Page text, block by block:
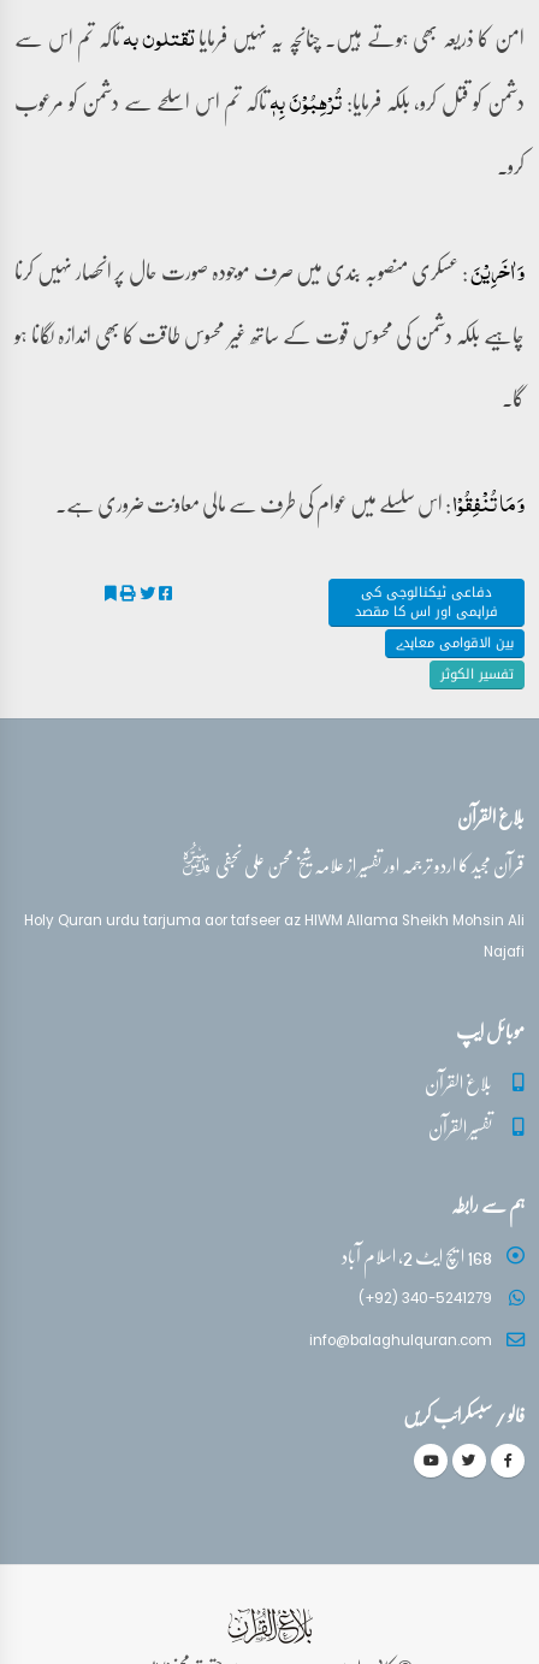
امن کا ذریعہ بھی ہوتے ہیں۔ چنانچہ یہ نہیں فرمایاتقتلون بہتاکہ تم اس سے
دشمن کو قتل کرو، بلکہ فرمایا:تُرۡہِبُوۡنَ بِہٖتاکہ تم اس اسلحے سے دشمن کو مرعوب
کرو۔
وَ اٰخَرِیۡنَ: عسکری منصوبہ بندی میں صرف موجودہ صورت حال پر انحصار نہیں کرنا
چاہیے بلکہ دشمن کی محسوس قوت کے ساتھ غیر محسوس طاقت کا بھی اندازہ لگانا ہو
گا۔
وَ مَا تُنۡفِقُوۡا: اس سلسلے میں عوام کی طرف سے مالی معاونت ضروری ہے۔
دفاعی ٹیکنالوجی کی
فراہمی اور اس کا مقصد
بین الاقوامی معاہدے
تفسیر الکوثر
بلاغ القرآن
قرآن مجید کا اردو ترجمہ اور تفسیر از علامہ شیخ محسن علی نجفیقدس‌سره
Holy Quran urdu tarjuma aor tafseer az HIWM Allama Sheikh Mohsin Ali
Najafi
موبائل ایپ
بلاغ القرآن
تفسیر القرآن
ہم سے رابطہ
168 ایچ ایٹ 2، اسلام آباد
(+92) 340-5241279
info@balaghulquran.com
فالو / سبسکرائب کریں